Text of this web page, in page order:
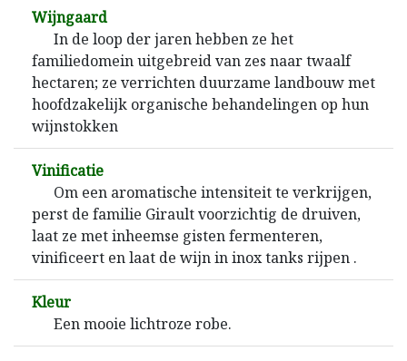
Wijngaard
In de loop der jaren hebben ze het
familiedomein uitgebreid van zes naar twaalf
hectaren; ze verrichten duurzame landbouw met
hoofdzakelijk organische behandelingen op hun
wijnstokken
Vinificatie
Om een ​​aromatische intensiteit te verkrijgen,
perst de familie Girault voorzichtig de druiven,
laat ze met inheemse gisten fermenteren,
vinificeert en laat de wijn in inox tanks rijpen .
Kleur
Een mooie lichtroze robe.